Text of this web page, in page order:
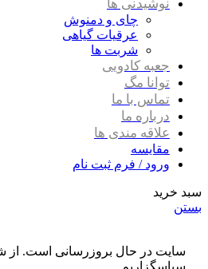
نوشیدنی ها
چای و دمنوش
عرقیات گیاهی
شربت ها
جعبه کادویی
توانا مگ
تماس با ما
درباره ما
علاقه مندی ها
مقایسه
ورود / فرم ثبت نام
سبد خرید
بستن
سایت در حال بروزرسانی است. از
سپاسگزاریم.